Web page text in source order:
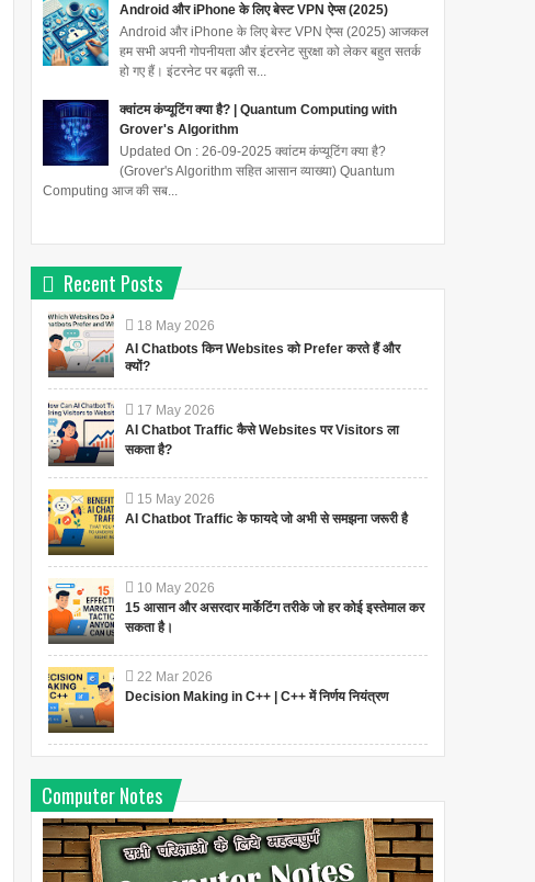
Android और iPhone के लिए बेस्ट VPN ऐप्स (2025)
Android और iPhone के लिए बेस्ट VPN ऐप्स (2025) आजकल
हम सभी अपनी गोपनीयता और इंटरनेट सुरक्षा को लेकर बहुत सतर्क
हो गए हैं। इंटरनेट पर बढ़ती स...
क्वांटम कंप्यूटिंग क्या है? | Quantum Computing with
Grover's Algorithm
Updated On : 26-09-2025 क्वांटम कंप्यूटिंग क्या है?
(Grover's Algorithm सहित आसान व्याख्या) Quantum
Computing आज की सब...
Recent Posts
18 May 2026
AI Chatbots किन Websites को Prefer करते हैं और
क्यों?
17 May 2026
AI Chatbot Traffic कैसे Websites पर Visitors ला
सकता है?
15 May 2026
AI Chatbot Traffic के फायदे जो अभी से समझना जरूरी है
10 May 2026
15 आसान और असरदार मार्केटिंग तरीके जो हर कोई इस्तेमाल कर
सकता है।
22 Mar 2026
Decision Making in C++ | C++ में निर्णय नियंत्रण
Computer Notes